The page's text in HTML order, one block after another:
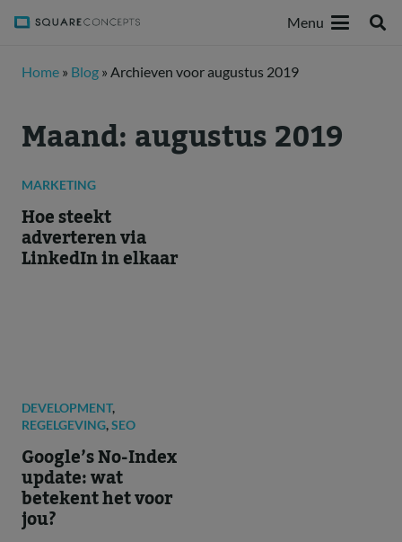
Menu
Home » Blog » Archieven voor augustus 2019
Maand:augustus 2019
MARKETING
Hoe steekt
adverteren via
LinkedIn in elkaar
DEVELOPMENT,
REGELGEVING,SEO
Google’s No-Index
update: wat
betekent het voor
jou?